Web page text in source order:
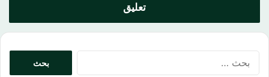
تعليق